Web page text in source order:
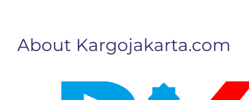
About Kargojakarta.com